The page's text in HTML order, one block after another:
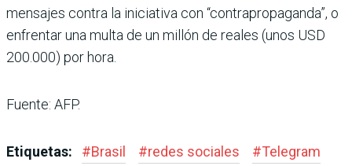
mensajes contra la iniciativa con “contrapropaganda”, o
enfrentar una multa de un millón de reales (unos USD
200.000) por hora.
Fuente: AFP.
Etiquetas: #Brasil #redes sociales #Telegram